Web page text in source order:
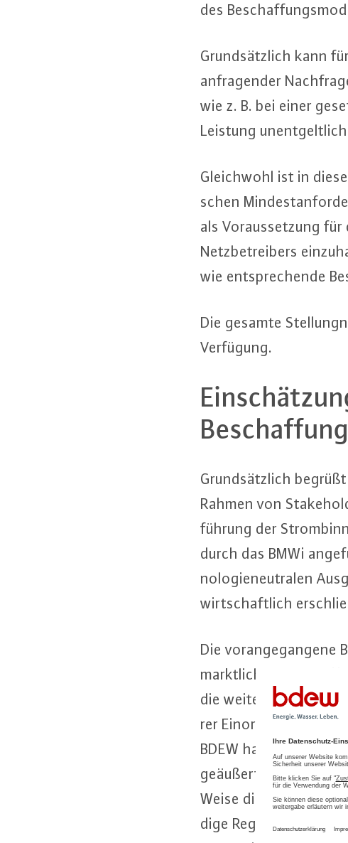
des
Grund­sätz­lich kann
an­fra­gen­der
wie z. B. bei einer
Leistung
Gleich­wohl ist in
schen
als Vor­aus­set­zung für
Netz­be­trei­bers
wie ent­spre­chen­de
Die gesamte
Verfügung.
Grund­sätz­lich
Rahmen von
füh­rung der
durch das BMWi
no­lo­gie­neu­tra­len
wirt­schaft­lich
Die vor­an­ge­gan­ge­ne
markt­li­chen
die weiteren
rer Ein­ord­nun­gen mit
BDEW hatte sich
geäußert. Aus Sicht
Weise die
di­ge